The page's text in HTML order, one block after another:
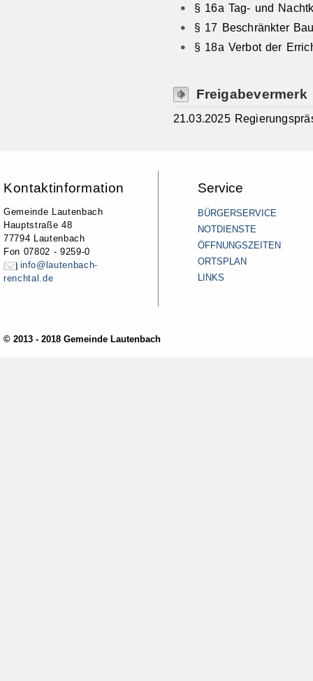
§ 16a Tag- und
§ 17 Beschränkter
§ 18a Verbot der
Freigabevermerk
21.03.2025
Kontaktinformation
Gemeinde Lautenbach
Hauptstraße 48
77794 Lautenbach
Fon 07802 - 9259-0
info@lautenbach-
renchtal.de
Service
BÜRGERSERVICE
NOTDIENSTE
ÖFFNUNGSZEITEN
ORTSPLAN
LINKS
© 2013 - 2018 Gemeinde Lautenbach